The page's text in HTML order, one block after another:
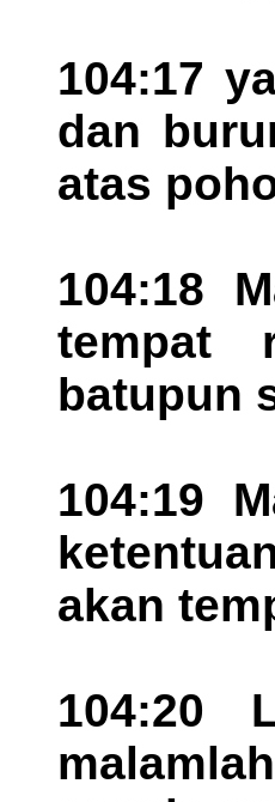
104:17
dan
atas
104:18
tempat
batupun
104:19
akan
104:20